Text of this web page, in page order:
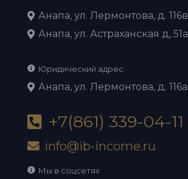
Анапа, ул. Лермонтова, д. 116в
Анапа, ул. Астраханская д, 51а
Юридический адрес
Анапа, ул. Лермонтова, д. 116а
+7(861) 339-04-11
info@ib-income.ru
Мы в соцсетях